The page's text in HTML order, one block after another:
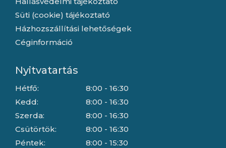
Süti (cookie) tájékoztató
Házhozszállítási lehetőségek
Céginformáció
Nyitvatartás
Hétfő:
Kedd:
Szerda:
Csütörtök:
Péntek:
8:00 - 16:30
8:00 - 16:30
8:00 - 16:30
8:00 - 16:30
8:00 - 15:30